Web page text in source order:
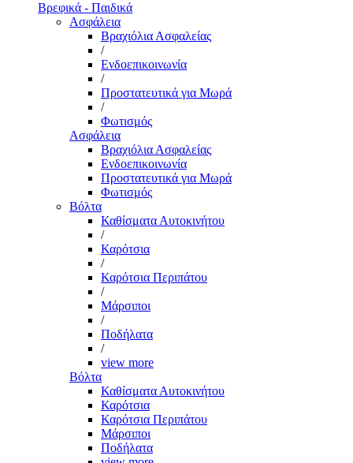
Βρεφικά - Παιδικά
Ασφάλεια
Βραχιόλια Ασφαλείας
/
Ενδοεπικοινωνία
/
Προστατευτικά για Μωρά
/
Φωτισμός
Ασφάλεια
Βραχιόλια Ασφαλείας
Ενδοεπικοινωνία
Προστατευτικά για Μωρά
Φωτισμός
Βόλτα
Καθίσματα Αυτοκινήτου
/
Καρότσια
/
Καρότσια Περιπάτου
/
Μάρσιποι
/
Ποδήλατα
/
view more
Βόλτα
Καθίσματα Αυτοκινήτου
Καρότσια
Καρότσια Περιπάτου
Μάρσιποι
Ποδήλατα